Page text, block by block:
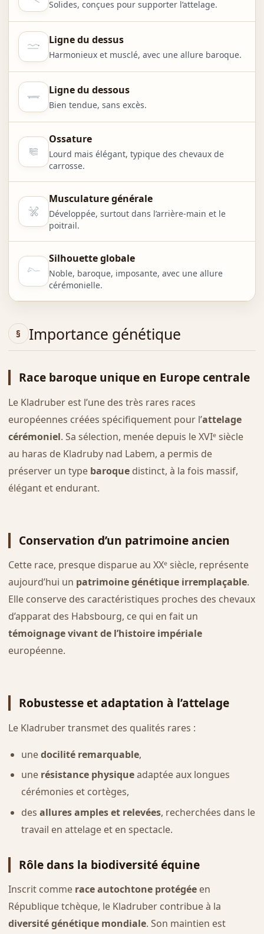
Solides, conçues pour supporter l’attelage.
Ligne du dessus
Harmonieux et musclé, avec une allure baroque.
Ligne du dessous
Bien tendue, sans excès.
Ossature
Lourd mais élégant, typique des chevaux de
carrosse.
Musculature générale
Développée, surtout dans l’arrière-main et le
poitrail.
Silhouette globale
Noble, baroque, imposante, avec une allure
cérémonielle.
Importance génétique
Race baroque unique en Europe centrale
Le Kladruber est l’une des très rares races
européennes créées spécifiquement pour l’attelage
cérémoniel. Sa sélection, menée depuis le XVIᵉ siècle
au haras de Kladruby nad Labem, a permis de
préserver un type baroquedistinct, à la fois massif,
élégant et endurant.
Conservation d’un patrimoine ancien
Cette race, presque disparue au XXᵉ siècle, représente
aujourd’hui un patrimoine génétique irremplaçable.
Elle conserve des caractéristiques proches des chevaux
d’apparat des Habsbourg, ce qui en fait un
témoignage vivant de l’histoire impériale
européenne.
Robustesse et adaptation à l’attelage
Le Kladruber transmet des qualités rares :
unedocilité remarquable,
une résistance physiqueadaptée aux longues
cérémonies et cortèges,
des allures amples et relevées, recherchées dans le
travail en attelage et en spectacle.
Rôle dans la biodiversité équine
Inscrit comme race autochtone protégéeen
République tchèque, le Kladruber contribue à la
diversité génétique mondiale. Son maintien est